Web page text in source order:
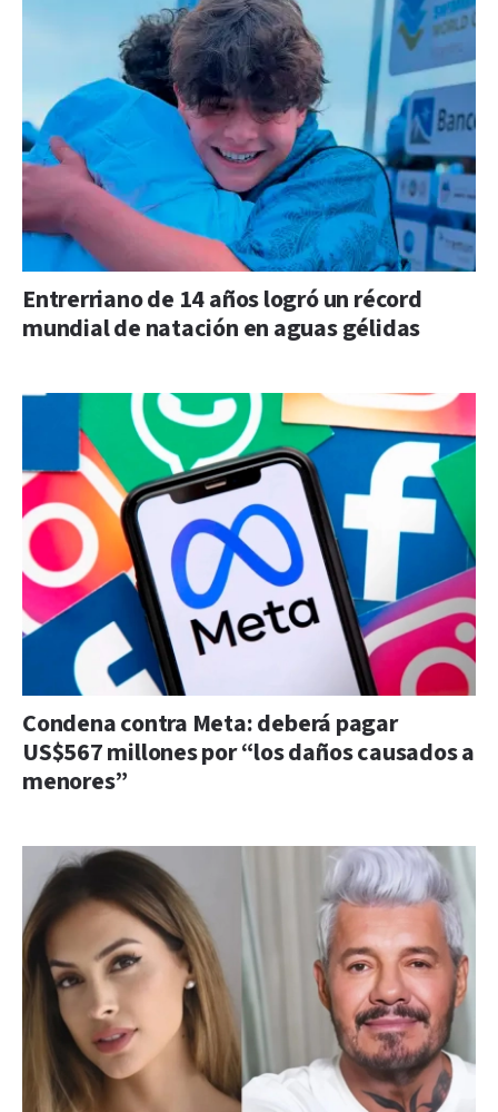
Entrerriano de 14 años logró un récord
mundial de natación en aguas gélidas
Condena contra Meta: deberá pagar
US$567 millones por “los daños causados a
menores”